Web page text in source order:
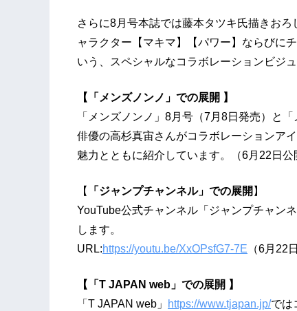
さらに8⽉号本誌では藤本タツキ氏描きお
ャラクター【マキマ】【パワー】ならびに
いう、スペシャルなコラボレーションビジ
【「メンズノンノ」での展開 】
「メンズノンノ」8⽉号（7⽉8⽇発売）と「
俳優の⾼杉真宙さんがコラボレーションア
魅⼒とともに紹介しています。（6月22日公
【 「ジャンプチャンネル」での展開 】
YouTube公式チャンネル「ジャンプチャン
します。
URL:https://youtu.be/XxOPsfG7-7E （6月22
【「T JAPAN web」での展開 】
「T JAPAN web」
https://www.tjapan.jp/では